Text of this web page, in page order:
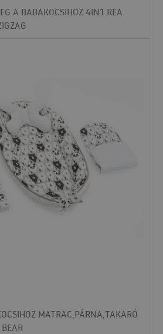
A BABAKOCSIHOZ 4IN1 REA
MATRAC,PÁRNA,TAKARÓ